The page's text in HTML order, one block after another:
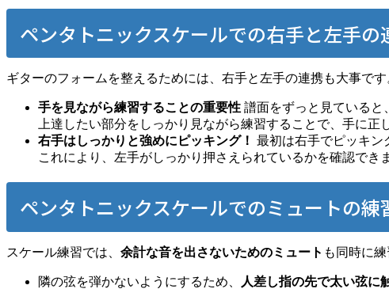
ペンタトニックスケールでの右手と左手の
ギターのフォームを整えるためには、右手と左手の連携も大事です
手を見ながら練習することの重要性 譜面をずっと見ていると
上達したい部分をしっかり見ながら練習することで、手に正
右手はしっかりと強めにピッキング！ 最初は右手でピッキン
これにより、左手がしっかり押さえられているかを確認でき
ペンタトニックスケールでのミュートの練
スケール練習では、 余計な音を出さないためのミュート も同時に練
隣の弦を弾かないようにするため、 人差し指の先で太い弦に